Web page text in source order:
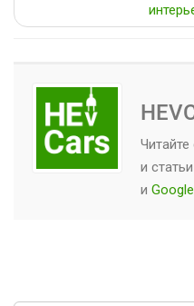
и
и